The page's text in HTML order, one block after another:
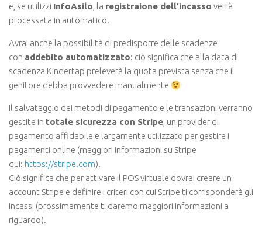
e, se utilizzi InfoAsilo , la registraione dell’incasso verrà
processata in automatico.
Avrai anche la possibilità di predisporre delle scadenze
con addebito automatizzato: ciò significa che alla data di
scadenza Kindertap preleverà la quota prevista senza che il
genitore debba provvedere manualmente
Il salvataggio dei metodi di pagamento e le transazioni verranno
gestite in totale sicurezza con Stripe , un provider di
pagamento affidabile e largamente utilizzato per gestire i
pagamenti online (maggiori informazioni su Stripe
qui: https://stripe.com).
Ciò significa che per attivare il POS virtuale dovrai creare un
account Stripe e definire i criteri con cui Stripe ti corrisponderà gli
incassi (prossimamente ti daremo maggiori informazioni a
riguardo).